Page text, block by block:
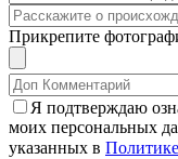
Прикрепите
Я подтверждаю
моих персональных
указанных в